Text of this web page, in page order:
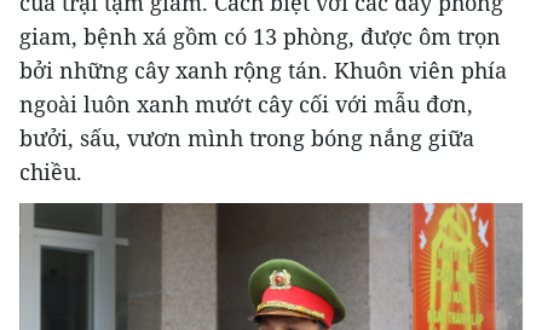
giam, bệnh xá gồm có 13 phòng, được ôm trọn
bởi những cây xanh rộng tán. Khuôn viên phía
ngoài luôn xanh mướt cây cối với mẫu đơn,
bưởi, sấu, vươn mình trong bóng nắng giữa
chiều.